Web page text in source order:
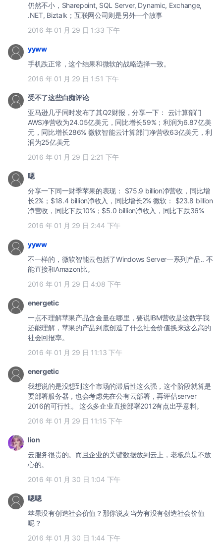
仍然不小，Sharepoint, SQL Server, Dynamic, Exchange,
.NET, Biztalk；互联网公司则是另外一个故事
2016 年 01 月 29 日 1:33 下午
yyww
手机跌正常，这个结果和微软的战略选择一致。
2016 年 01 月 29 日 1:51 下午
受不了这些白痴评论
亚马逊几乎同时发布了其Q2财报，分享一下： 云计算部门
AWS净营收为24.05亿美元，同比增长59%；利润为6.87亿美
元，同比增长286% 微软智能云计算部门净营收63亿美元，利
润为25亿美元
2016 年 01 月 29 日 2:21 下午
嗯
分享一下同一财季苹果的表现： $75.9 billion净营收，同比增
长2%；$18.4 billion净收入，同比增长2% 微软： $23.8 billion
净营收，同比下跌10%；$5.0 billion净收入，同比下跌36%
2016 年 01 月 29 日 2:44 下午
yyww
不一样的，微软智能云包括了Windows Server一系列产品.. 不
能直接和Amazon比。
2016 年 01 月 29 日 4:08 下午
energetic
一点不理解苹果产品含金量在哪里，要说IBM营收是这数字我
还能理解，苹果的产品到底创造了什么社会价值换来这么高的
社会回报率。
2016 年 01 月 29 日 11:13 下午
energetic
我想说的是没想到这个市场的滞后性这么强，这个阶段就算是
要部署服务器，也会考虑先在公有云部署，再评估server
2016的可行性。 这么多企业直接部署2012有点出乎意料。
2016 年 01 月 29 日 11:15 下午
lion
云服务很贵的。而且企业的关键数据放到云上，老板总是不放
心的。
2016 年 01 月 30 日 1:04 下午
嗯嗯
苹果没有创造社会价值？那你说麦当劳有没有创造社会价值
呢？
2016 年 01 月 30 日 1:44 下午